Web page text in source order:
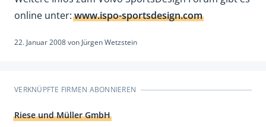
online unter:www.ispo-sportsdesign.com
22. Januar 2008vonJürgen Wetzstein
VERKNÜPFTE FIRMEN ABONNIEREN
Riese und Müller GmbH